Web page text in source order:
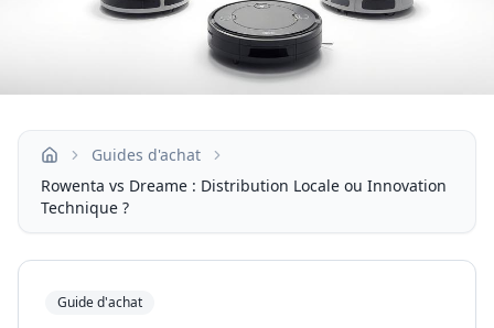
Accueil Guides d'achat
Rowenta vs Dreame : Distribution Locale ou Innovation
Technique ?
Guide d'achat